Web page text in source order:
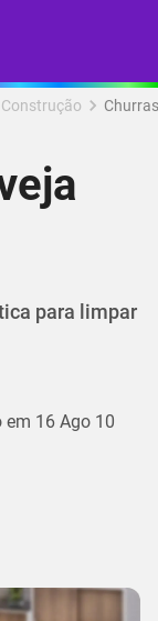
para limpar
em 16 Ago 10